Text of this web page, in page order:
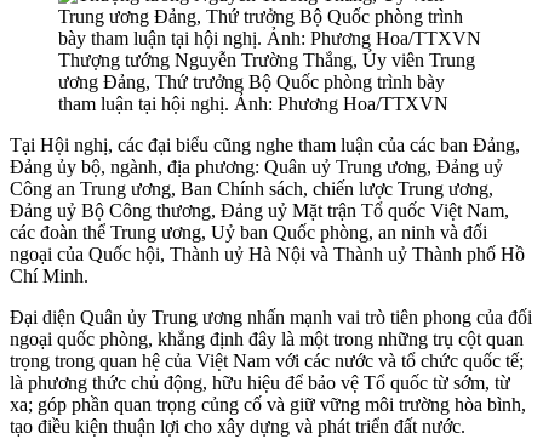
Thượng tướng Nguyễn Trường Thắng, Ủy viên Trung
ương Đảng, Thứ trưởng Bộ Quốc phòng trình bày
tham luận tại hội nghị. Ảnh: Phương Hoa/TTXVN
Tại Hội nghị, các đại biểu cũng nghe tham luận của các ban Đảng,
Đảng ủy bộ, ngành, địa phương: Quân uỷ Trung ương, Đảng uỷ
Công an Trung ương, Ban Chính sách, chiến lược Trung ương,
Đảng uỷ Bộ Công thương, Đảng uỷ Mặt trận Tổ quốc Việt Nam,
các đoàn thể Trung ương, Uỷ ban Quốc phòng, an ninh và đối
ngoại của Quốc hội, Thành uỷ Hà Nội và Thành uỷ Thành phố Hồ
Chí Minh.
Đại diện Quân ủy Trung ương nhấn mạnh vai trò tiên phong của đối
ngoại quốc phòng, khẳng định đây là một trong những trụ cột quan
trọng trong quan hệ của Việt Nam với các nước và tổ chức quốc tế;
là phương thức chủ động, hữu hiệu để bảo vệ Tổ quốc từ sớm, từ
xa; góp phần quan trọng củng cố và giữ vững môi trường hòa bình,
tạo điều kiện thuận lợi cho xây dựng và phát triển đất nước.